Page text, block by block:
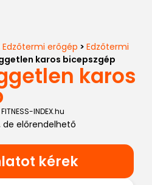
Edzőtermi erőgép > Edzőtermi
karos bicepszgép
karos
INDEX.hu
de előrendelhető
kérek